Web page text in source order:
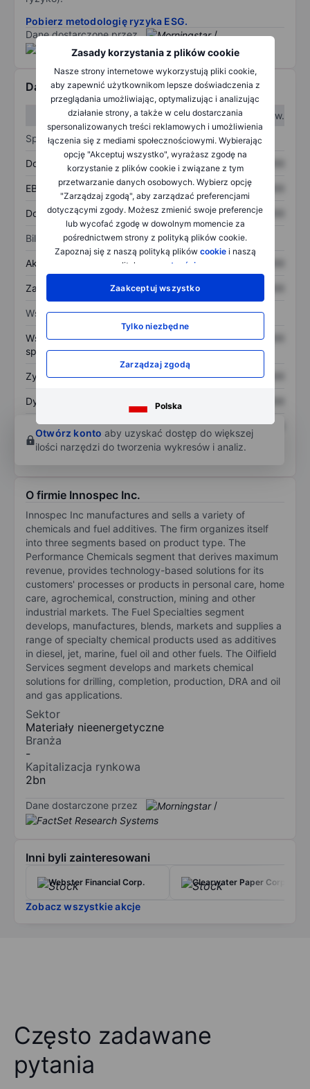
Zasady korzystania z plików cookie
Nasze strony internetowe wykorzystują pliki cookie,
aby zapewnić użytkownikom lepsze doświadczenia z
przeglądania umożliwiając, optymalizując i analizując
działanie strony, a także w celu dostarczania
spersonalizowanych treści reklamowych i umożliwienia
łączenia się z mediami społecznościowymi. Wybierając
opcję "Akceptuj wszystko", wyrażasz zgodę na
korzystanie z plików cookie i związane z tym
przetwarzanie danych osobowych. Wybierz opcję
"Zarządzaj zgodą", aby zarządzać preferencjami
dotyczącymi zgody. Możesz zmienić swoje preferencje
lub wycofać zgodę w dowolnym momencie za
pośrednictwem strony z polityką plików cookie.
Zapoznaj się z naszą polityką plików cookiei naszą
polityką
prywatności
Zaakceptuj wszystko
Tylko niezbędne
Zarządzaj zgodą
Polska
Pobierz metodologię ryzyka ESG.
Dane dostarczone przez
/
Dane finansowe
W I kw.
W II kw.
Sprawozdanie z zysków
Dochód XXXXXXX
EBITDA XXXXXXX XXXXXXX
Dochód netto XXXXXXX XXXXXXX
Bilans
Aktywa ogółem XXXXXXX
Zadłużenie ogółem XXXXXXX
Wskaźniki
Współczynnik cena do
sprzedaży
XXXXXXX XXXXXXX
Zysk na akcję XXXXXXX XXXXXXX
Dywidenda na akcję XXXXXXX
Zwrot z kapitału
własnego
XXXXXXX XXXXXXX
Otwórz konto aby uzyskać dostęp do większej
ilości narzędzi do tworzenia wykresów i analiz.
O firmie Innospec Inc.
Innospec Inc manufactures and sells a variety of
chemicals and fuel additives. The firm organizes itself
into three segments based on product type. The
Performance Chemicals segment that derives maximum
revenue, provides technology-based solutions for its
customers' processes or products in personal care, home
care, agrochemical, construction, mining and other
industrial markets. The Fuel Specialties segment
develops, manufactures, blends, markets and supplies a
range of specialty chemical products used as additives
in diesel, jet, marine, fuel oil and other fuels. The Oilfield
Services segment develops and markets chemical
solutions for drilling, completion, production, DRA and oil
and gas applications.
Sektor
Materiały nieenergetyczne
Branża
-
Kapitalizacja rynkowa
2bn
Dane dostarczone przez /
Inni byli zainteresowani
Webster Financial Corp. Clearwater Paper Corp.
Zobacz wszystkie akcje
Często zadawane
pytania